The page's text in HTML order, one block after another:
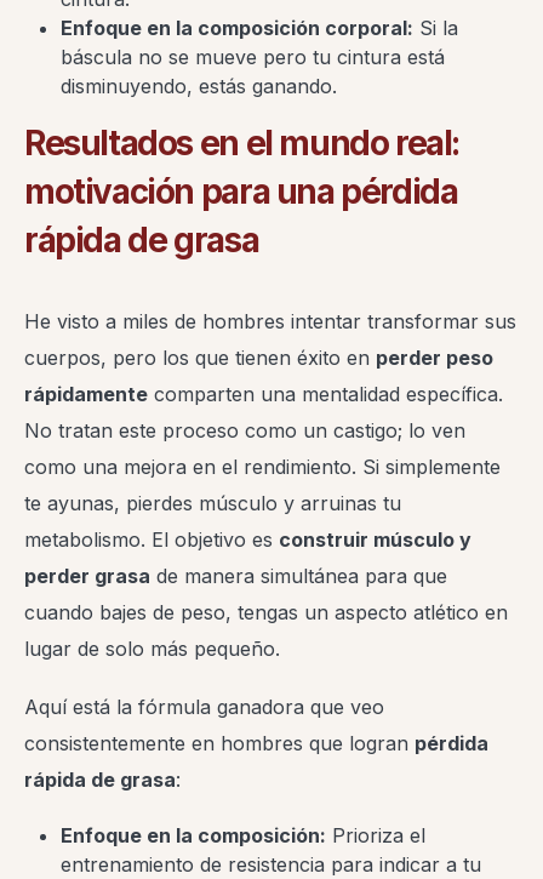
Enfoque en la composición corporal: Si la
báscula no se mueve pero tu cintura está
disminuyendo, estás ganando.
Resultados en el mundo real:
motivación para una pérdida
rápida de grasa
He visto a miles de hombres intentar transformar sus
cuerpos, pero los que tienen éxito en perder peso
rápidamente comparten una mentalidad específica.
No tratan este proceso como un castigo; lo ven
como una mejora en el rendimiento. Si simplemente
te ayunas, pierdes músculo y arruinas tu
metabolismo. El objetivo es construir músculo y
perder grasa de manera simultánea para que
cuando bajes de peso, tengas un aspecto atlético en
lugar de solo más pequeño.
Aquí está la fórmula ganadora que veo
consistentemente en hombres que logran pérdida
rápida de grasa:
Enfoque en la composición: Prioriza el
entrenamiento de resistencia para indicar a tu